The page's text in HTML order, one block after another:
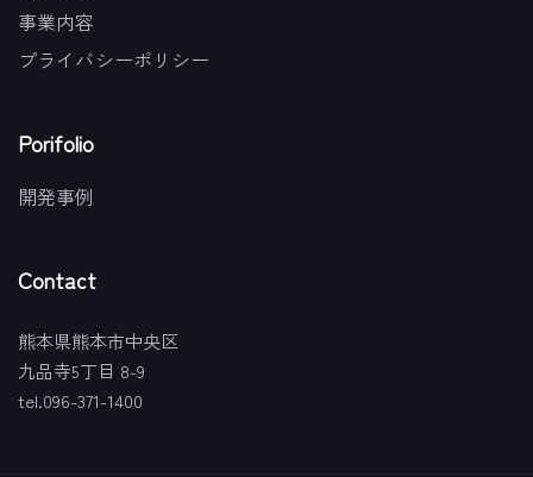
事業内容
プライバシーポリシー
Porifolio
開発事例
Contact
熊本県熊本市中央区
九品寺5丁目 8-9
tel.096-371-1400